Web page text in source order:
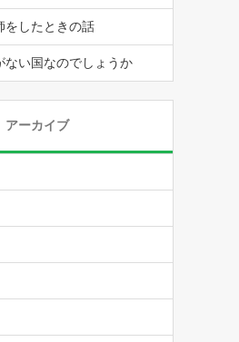
をしたときの話
ない国なのでしょうか
アーカイブ